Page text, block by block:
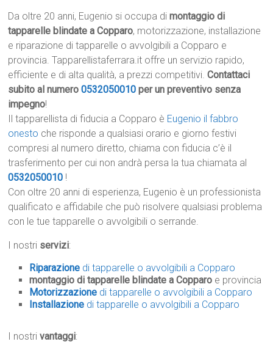
Da oltre 20 anni, Eugenio si occupa dimontaggio di
tapparelle blindate a Copparo, motorizzazione, installazione
e riparazione di tapparelle o avvolgibili a Copparo e
provincia. Tapparellistaferrara.it offre un servizio rapido,
efficiente e di alta qualità, a prezzi competitivi.Contattaci
subito al numero0532050010 per un preventivo senza
impegno!
Il tapparellista di fiducia a Copparo è Eugenio il fabbro
onesto che risponde a qualsiasi orario e giorno festivi
compresi al numero diretto, chiama con fiducia c’è il
trasferimento per cui non andrà persa la tua chiamata al
0532050010 !
Con oltre 20 anni di esperienza, Eugenio è un professionista
qualificato e affidabile che può risolvere qualsiasi problema
con le tue tapparelle o avvolgibili o serrande.
I nostri servizi:
Riparazione di tapparelle o avvolgibili a Copparo
montaggio di tapparelle blindate a Copparo e provincia
Motorizzazione di tapparelle o avvolgibili a Copparo
Installazione di tapparelle o avvolgibili a Copparo
I nostrivantaggi: